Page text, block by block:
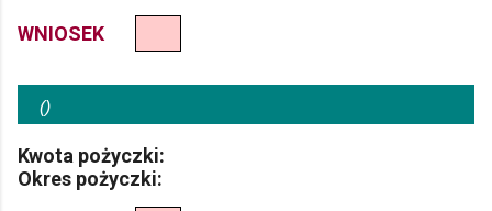
WNIOSEK
()
Kwota pożyczki:
Okres pożyczki: